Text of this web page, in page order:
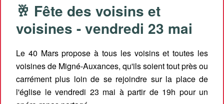
🥂 Fête des voisins et
voisines - vendredi 23 mai
Le 40 Mars propose à tous les voisins et toutes les
voisines de Migné-Auxances, qu'ils soient tout près ou
carrément plus loin de se rejoindre sur la place de
l'église le vendredi 23 mai à partir de 19h pour un